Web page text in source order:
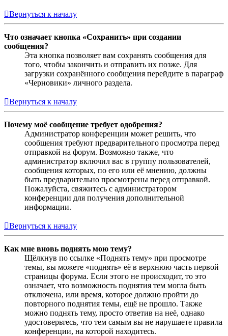
Вернуться к началу
Что означает кнопка «Сохранить» при создании
сообщения?
Эта кнопка позволяет вам сохранять сообщения для
того, чтобы закончить и отправить их позже. Для
загрузки сохранённого сообщения перейдите в параграф
«Черновики» личного раздела.
Вернуться к началу
Почему моё сообщение требует одобрения?
Администратор конференции может решить, что
сообщения требуют предварительного просмотра перед
отправкой на форум. Возможно также, что
администратор включил вас в группу пользователей,
сообщения которых, по его или её мнению, должны
быть предварительно просмотрены перед отправкой.
Пожалуйста, свяжитесь с администратором
конференции для получения дополнительной
информации.
Вернуться к началу
Как мне вновь поднять мою тему?
Щёлкнув по ссылке «Поднять тему» при просмотре
темы, вы можете «поднять» её в верхнюю часть первой
страницы форума. Если этого не происходит, то это
означает, что возможность поднятия тем могла быть
отключена, или время, которое должно пройти до
повторного поднятия темы, ещё не прошло. Также
можно поднять тему, просто ответив на неё, однако
удостоверьтесь, что тем самым вы не нарушаете правила
конференции, на которой находитесь.